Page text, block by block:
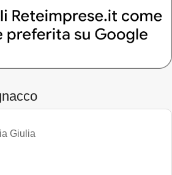
Giulia